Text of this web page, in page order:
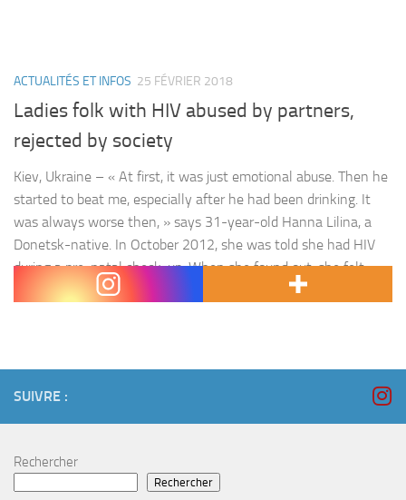
ACTUALITÉS ET INFOS 25 FÉVRIER 2018
Ladies folk with HIV abused by partners,
rejected by society
Kiev, Ukraine – « At first, it was just emotional abuse. Then he
started to beat me, especially after he had been drinking. It
was always worse then, » says 31-year-old Hanna Lilina, a
Donetsk-native. In October 2012, she was told she had HIV
during a pre-natal check-up. When she found out, she felt
confused. « I started…
SUIVRE :
Rechercher
Rechercher